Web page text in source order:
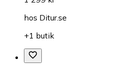
hos Ditur.se
+1 butik